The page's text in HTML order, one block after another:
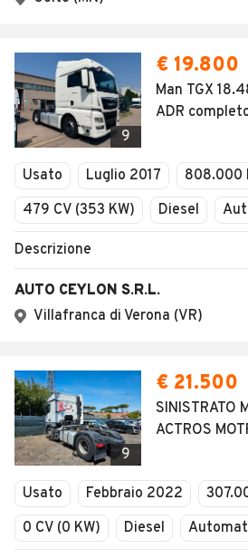
9
€ 19.800
Man TGX
ADR
Usato Luglio 2017
808.000
479 CV (353 KW)
Diesel
Descrizione
AUTO CEYLON S.R.L.
Villafranca di Verona (VR)
9
€ 21.500
SINISTRATO
ACTROS
Usato Febbraio 2022
0 CV (0 KW)
Diesel